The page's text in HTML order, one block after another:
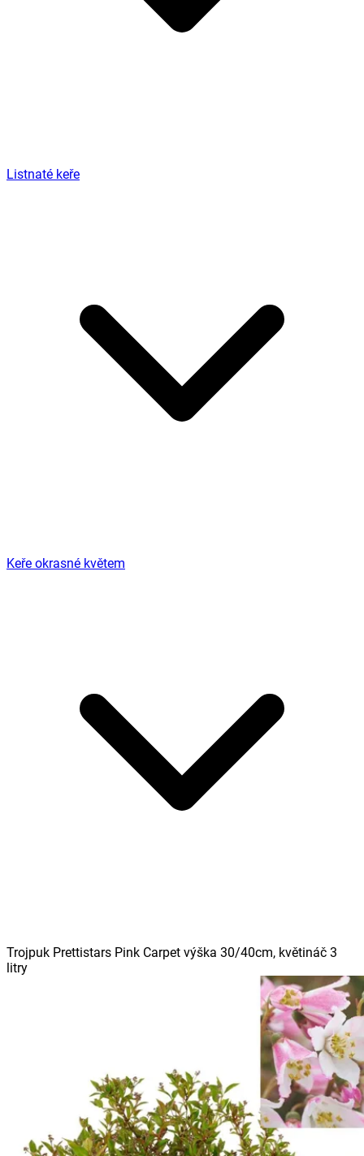
Listnaté keře
Keře okrasné květem
Trojpuk Prettistars Pink Carpet výška 30/40cm, květináč 3
litry